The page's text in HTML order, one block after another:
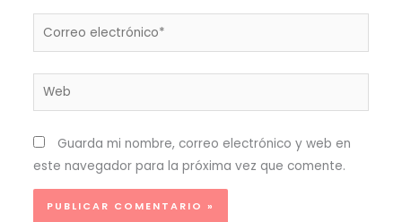
Correo
Web
Guarda mi nombre, correo electrónico y web en
este navegador para la próxima vez que comente.